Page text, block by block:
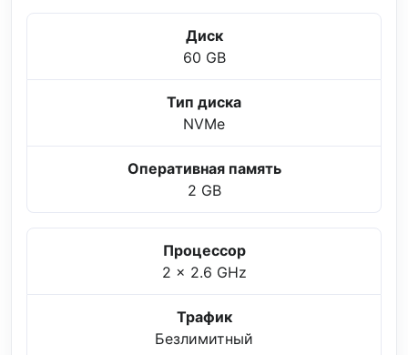
Диск
60 GB
Тип диска
NVMe
Оперативная память
2 GB
Процессор
2 x 2.6 GHz
Трафик
Безлимитный